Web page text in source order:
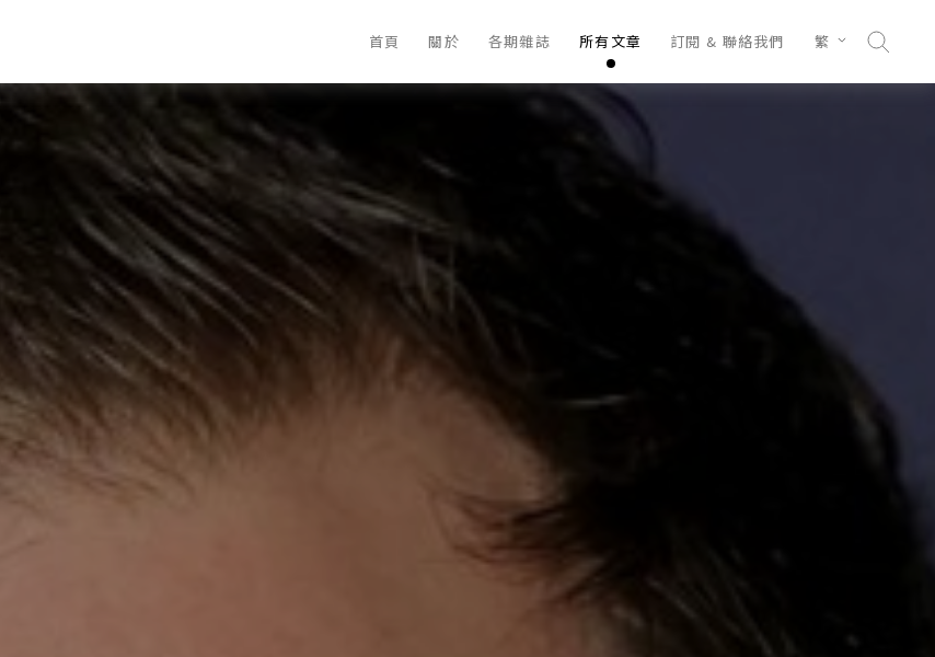
首頁 關於 各期雜誌 所有文章 訂閱 & 聯絡我們 繁